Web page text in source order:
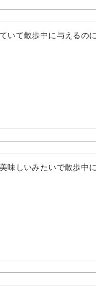
いて散歩中に与えるの
味しいみたいで散歩中